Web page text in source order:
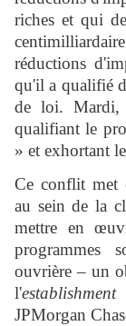
riches et qui
réductions
qu'il a qualifié
de loi.
qualifiant le
» et exhortant
Ce conflit met
au sein de la
mettre en
programmes
ouvrière – un
l'establishment
JPMorgan